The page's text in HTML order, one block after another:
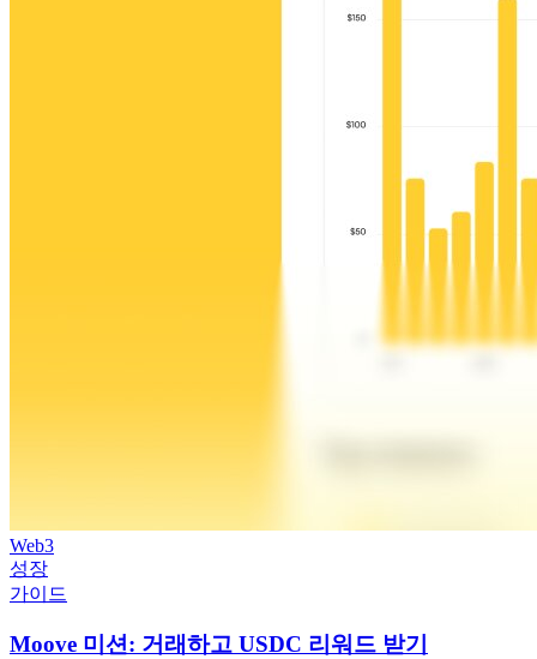
Web3
성장
가이드
Moove 미션: 거래하고 USDC 리워드 받기